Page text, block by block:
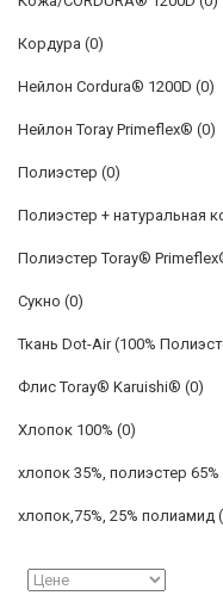
Кордура (0)
Нейлон Cordura® 1200D (0)
Нейлон Toray Primeflex® (0)
Полиэстер (0)
Полиэстер + натуральная
Полиэстер Toray®
Сукно (0)
Ткань Dot-Air (100%
Флис Toray® Karuishi® (0)
Хлопок 100% (0)
хлопок 35%, полиэстер 65%
хлопок,75%, 25% полиамид